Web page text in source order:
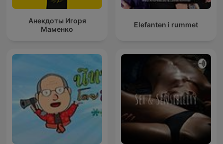
Анекдоты Игоря
Маменко
Elefanten i rummet